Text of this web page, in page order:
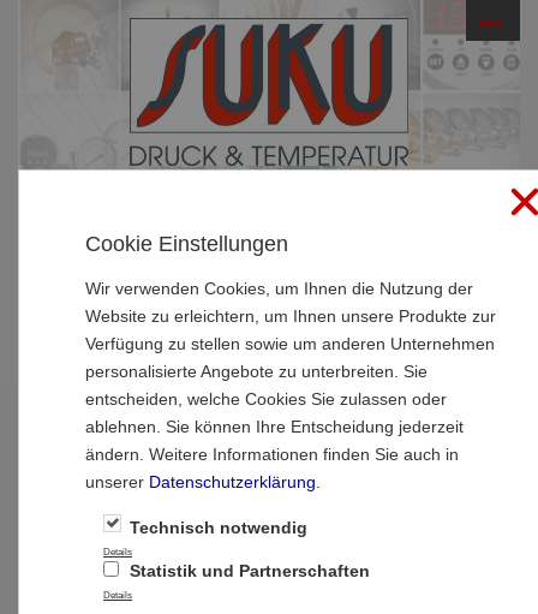
Manometer
Rohrfedermanometer - hochwertige Ausführung
Rohrfedermanometer - hochwertige
Ausführung
Weiter >>
Cookie Einstellungen
Wir verwenden Cookies, um Ihnen die Nutzung der
Website zu erleichtern, um Ihnen unsere Produkte zur
Verfügung zu stellen sowie um anderen Unternehmen
personalisierte Angebote zu unterbreiten. Sie
entscheiden, welche Cookies Sie zulassen oder
ablehnen. Sie können Ihre Entscheidung jederzeit
ändern. Weitere Informationen finden Sie auch in
unserer Datenschutzerklärung
Technisch notwendig
Details
Statistik und Partnerschaften
Details